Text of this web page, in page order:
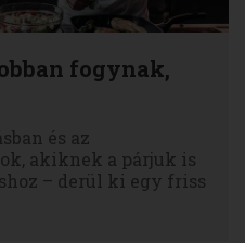
fogynak,
és az
akiknek a párjuk is
– derül ki egy friss